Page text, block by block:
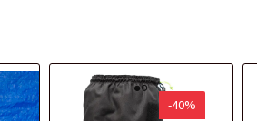
-40%